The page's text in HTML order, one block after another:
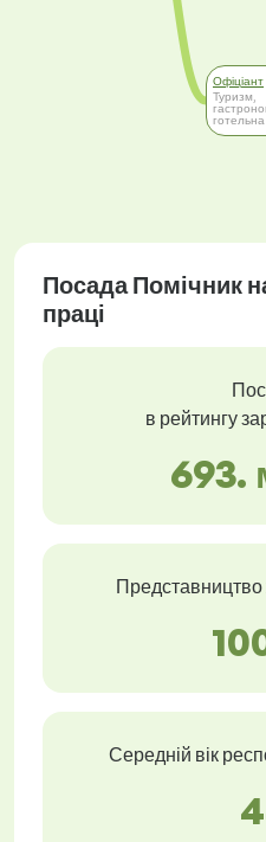
Офіціант
Туризм,
Посада Помічник
праці
в рейтингу
693.
Представництво
Середній вік